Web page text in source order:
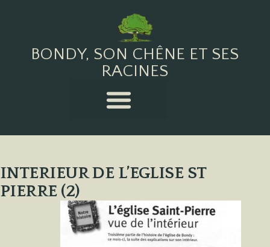
BONDY, SON CHÊNE ET SES
RACINES
INTERIEUR DE L’EGLISE ST
PIERRE (2)